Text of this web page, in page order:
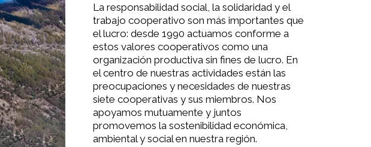
La responsabilidad social, la solidaridad y el
trabajo cooperativo son más importantes que
el lucro: desde 1990 actuamos conforme a
estos valores cooperativos como una
organización productiva sin fines de lucro. En
el centro de nuestras actividades están las
preocupaciones y necesidades de nuestras
siete cooperativas y sus miembros. Nos
apoyamos mutuamente y juntos
promovemos la sostenibilidad económica,
ambiental y social en nuestra región.